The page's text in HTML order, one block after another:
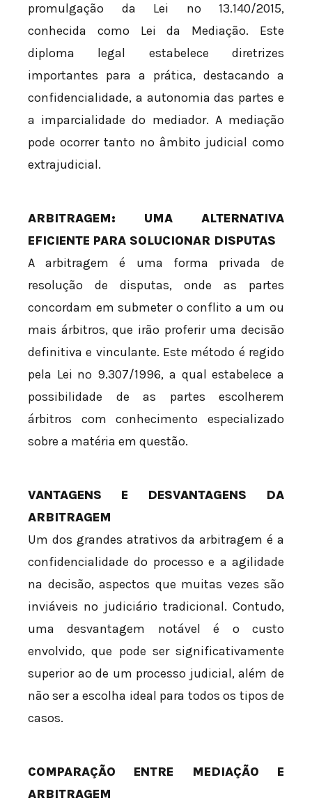
promulgação da Lei nº 13.140/2015,
conhecida como Lei da Mediação. Este
diploma legal estabelece diretrizes
importantes para a prática, destacando a
confidencialidade, a autonomia das partes e
a imparcialidade do mediador. A mediação
pode ocorrer tanto no âmbito judicial como
extrajudicial.
ARBITRAGEM: UMA ALTERNATIVA
EFICIENTE PARA SOLUCIONAR DISPUTAS
A arbitragem é uma forma privada de
resolução de disputas, onde as partes
concordam em submeter o conflito a um ou
mais árbitros, que irão proferir uma decisão
definitiva e vinculante. Este método é regido
pela Lei nº 9.307/1996, a qual estabelece a
possibilidade de as partes escolherem
árbitros com conhecimento especializado
sobre a matéria em questão.
VANTAGENS E DESVANTAGENS DA
ARBITRAGEM
Um dos grandes atrativos da arbitragem é a
confidencialidade do processo e a agilidade
na decisão, aspectos que muitas vezes são
inviáveis no judiciário tradicional. Contudo,
uma desvantagem notável é o custo
envolvido, que pode ser significativamente
superior ao de um processo judicial, além de
não ser a escolha ideal para todos os tipos de
casos.
COMPARAÇÃO ENTRE MEDIAÇÃO E
ARBITRAGEM